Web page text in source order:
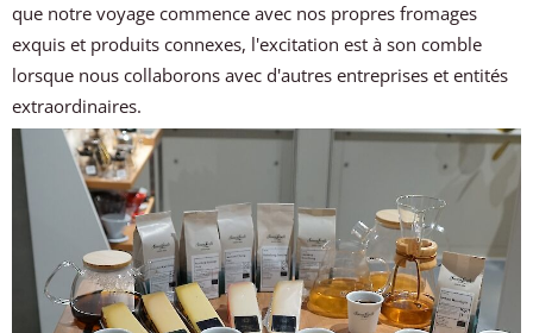
que notre voyage commence avec nos propres fromages
exquis et produits connexes, l'excitation est à son comble
lorsque nous collaborons avec d'autres entreprises et entités
extraordinaires.